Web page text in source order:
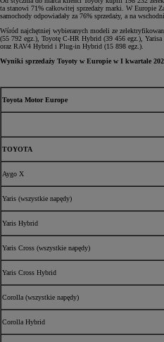
ta stanowi 71% całkowitej sprzedaży marki. W Europie
samochody odpowiadały za 76% sprzedaży, a na
Wśród najchętniej wybieranych modeli ze
(55 792 egz.), Toyotę C-HR Hybrid (39 456 egz.),
oraz RAV4 Hybrid i Plug-in Hybrid (15 898 egz.).
Wyniki sprzedaży Toyoty w Europie w I kwartale
Toyota Motor Europe
TOYOTA
Aygo X
Yaris (wszystkie napędy)
Yaris Hybrid
Yaris Cross (wszystkie napędy)
Yaris Cross Hybrid
Corolla (wszystkie napędy)
Corolla Hybrid